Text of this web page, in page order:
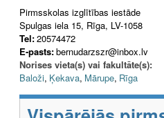
Pirmsskolas izglītības iestāde
Spulgas iela 15, Rīga, LV-1058
Tel:20574472
E-pasts:bernudarzszr@inbox.lv
Norises vieta(s) vai fakultāte(s):
Baloži, Ķekava, Mārupe, Rīga